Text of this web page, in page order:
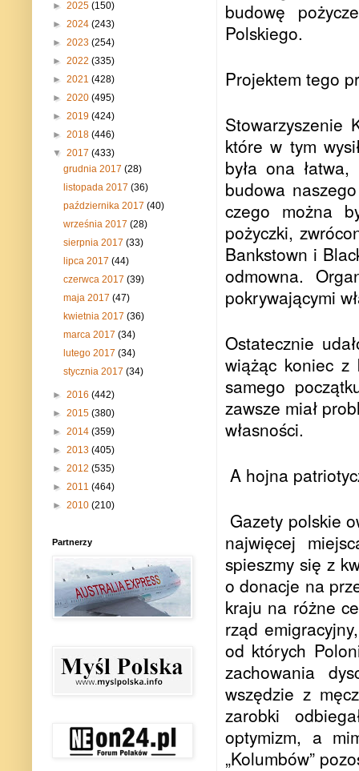
budowę
Polskiego.
Projektem tego
Stowarzyszenie
które w tym
była ona łatwa,
budowa
czego można
pożyczki,
Bankstown i
odmowna.
pokrywającymi
Ostatecznie
wiążąc koniec z
samego
zawsze miał
własności.
A hojna
Gazety polskie
najwięcej
spieszmy się z
o donacje na
kraju na różne
rząd
od których
zachowania
wszędzie z
zarobki
optymizm, a
„Kolumbów”
► 2025 (150)
► 2024 (243)
► 2023 (254)
► 2022 (335)
► 2021 (428)
► 2020 (495)
► 2019 (424)
► 2018 (446)
▼ 2017 (433)
grudnia 2017(28)
listopada 2017(36)
października 2017(40)
września 2017(28)
sierpnia 2017(33)
lipca 2017(44)
czerwca 2017(39)
maja 2017(47)
kwietnia 2017(36)
marca 2017(34)
lutego 2017(34)
stycznia 2017(34)
► 2016 (442)
► 2015 (380)
► 2014 (359)
► 2013 (405)
► 2012 (535)
► 2011 (464)
► 2010 (210)
Partnerzy